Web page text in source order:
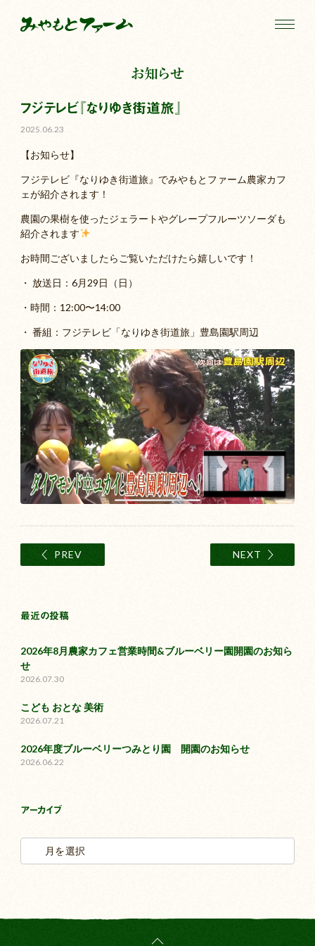
お知らせ
フジテレビ『なりゆき街道旅』
2025.06.23
【お知らせ】
フジテレビ『なりゆき街道旅』でみやもとファーム農家カフ
ェが紹介されます！
農園の果樹を使ったジェラートやグレープフルーツソーダも
紹介されます
お時間ございましたらご覧いただけたら嬉しいです！
・ 放送日：6月29日（日）
・時間：12:00〜14:00
・ 番組：フジテレビ「なりゆき街道旅」豊島園駅周辺
PREV NEXT
最近の投稿
2026年8月農家カフェ営業時間&ブルーベリー園開園のお知ら
せ
2026.07.30
こども おとな 美術
2026.07.21
2026年度ブルーベリーつみとり園 開園のお知らせ
2026.06.22
アーカイブ